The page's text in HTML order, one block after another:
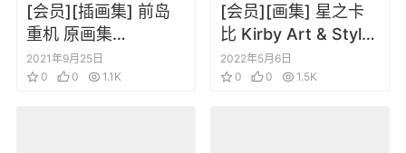
[会员][插画集] 前岛
重机 原画集
SERENDIPITY
2021年9月25日
0
0 1.1K
[会员][画集] 星之卡
比 Kirby Art & Style
Collection
2022年5月6日
0
0 1.5K